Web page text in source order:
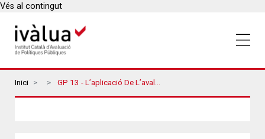
Vés al contingut
Breadcrumbs
Inici GP 13 - L’aplicació De L’avaluació Econòmica En L’àmbit Dels Serveis Socials. Una Guia Introductòria